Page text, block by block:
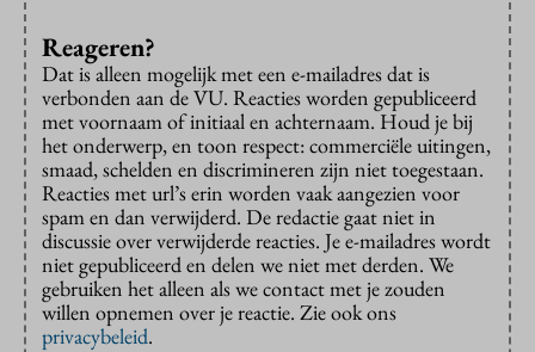
Reageren?
Dat is alleen mogelijk met een e-mailadres dat is
verbonden aan de VU. Reacties worden gepubliceerd
met voornaam of initiaal en achternaam. Houd je bij
het onderwerp, en toon respect: commerciële uitingen,
smaad, schelden en discrimineren zijn niet toegestaan.
Reacties met url’s erin worden vaak aangezien voor
spam en dan verwijderd. De redactie gaat niet in
discussie over verwijderde reacties. Je e-mailadres wordt
niet gepubliceerd en delen we niet met derden. We
gebruiken het alleen als we contact met je zouden
willen opnemen over je reactie. Zie ook ons
privacybeleid.